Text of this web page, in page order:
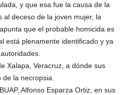
y que esa fue la causa de la
al deceso de la joven mujer, la
que el probable homicida es
está plenamente identificado y ya
Xalapa, Veracruz, a dónde sus
de la necropsia.
Alfonso Esparza Ortiz, en sus